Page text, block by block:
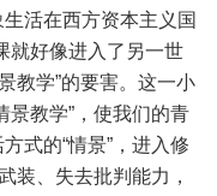
活在西方资本主义国
就好像进入了另一世
教学”的要害。这一小
景教学”，使我们的青
式的“情景”，进入修
装、失去批判能力，